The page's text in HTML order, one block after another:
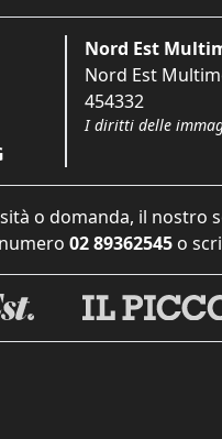
Nord Est
Nord Est
454332
I diritti delle
o domanda, il nostro
02 89362545 o